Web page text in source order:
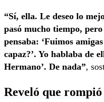
“Sí, ella. Le deseo lo
pasó mucho tiempo, pero
pensaba: ‘Fuimos
capaz?’. Yo hablaba de
Hermano’. De nada”,
Reveló que